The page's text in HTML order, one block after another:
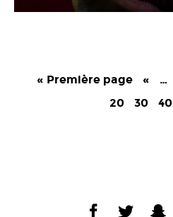
« Première page « …
20
30 40